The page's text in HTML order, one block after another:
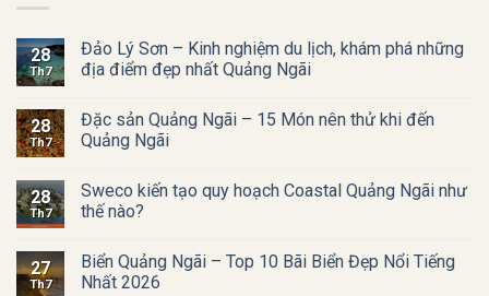
28
Th7
Đảo Lý Sơn – Kinh nghiệm du lịch, khám phá những
địa điểm đẹp nhất Quảng Ngãi
28
Th7
Đặc sản Quảng Ngãi – 15 Món nên thử khi đến
Quảng Ngãi
28
Th7
Sweco kiến tạo quy hoạch Coastal Quảng Ngãi như
thế nào?
27
Th7
Biển Quảng Ngãi – Top 10 Bãi Biển Đẹp Nổi Tiếng
Nhất 2026